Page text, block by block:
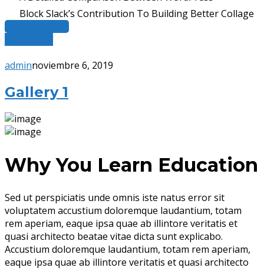
Block Slack’s Contribution To Building Better Collage
OUR COURSES
adminnoviembre 6, 2019
Gallery 1
Why You Learn Education
Sed ut perspiciatis unde omnis iste natus error sit
voluptatem accustium doloremque laudantium, totam
rem aperiam, eaque ipsa quae ab illintore veritatis et
quasi architecto beatae vitae dicta sunt explicabo.
Accustium doloremque laudantium, totam rem aperiam,
eaque ipsa quae ab illintore veritatis et quasi architecto